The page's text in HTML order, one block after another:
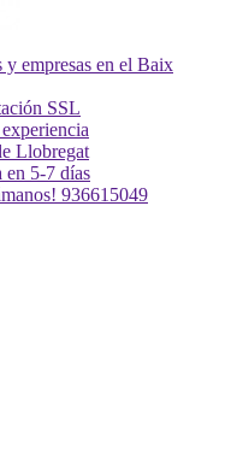
y empresas en el Baix
SSL
Llobregat
en 5-7 días
936615049